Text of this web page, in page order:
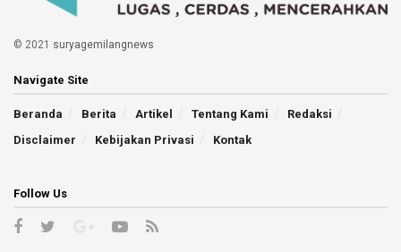
© 2021 suryagemilangnews
Navigate Site
Beranda Berita Artikel Tentang Kami
Redaksi
Disclaimer
Kebijakan Privasi Kontak
Follow Us